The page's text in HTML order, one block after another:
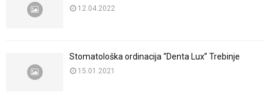
12.04.2022
Stomatološka ordinacija “Denta Lux” Trebinje
15.01.2021